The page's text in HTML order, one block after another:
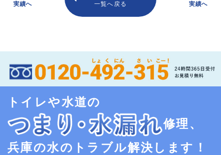
実績へ
一覧へ戻る
実績へ
トイレや水道の
修理、
兵庫の水のトラブル解決します！